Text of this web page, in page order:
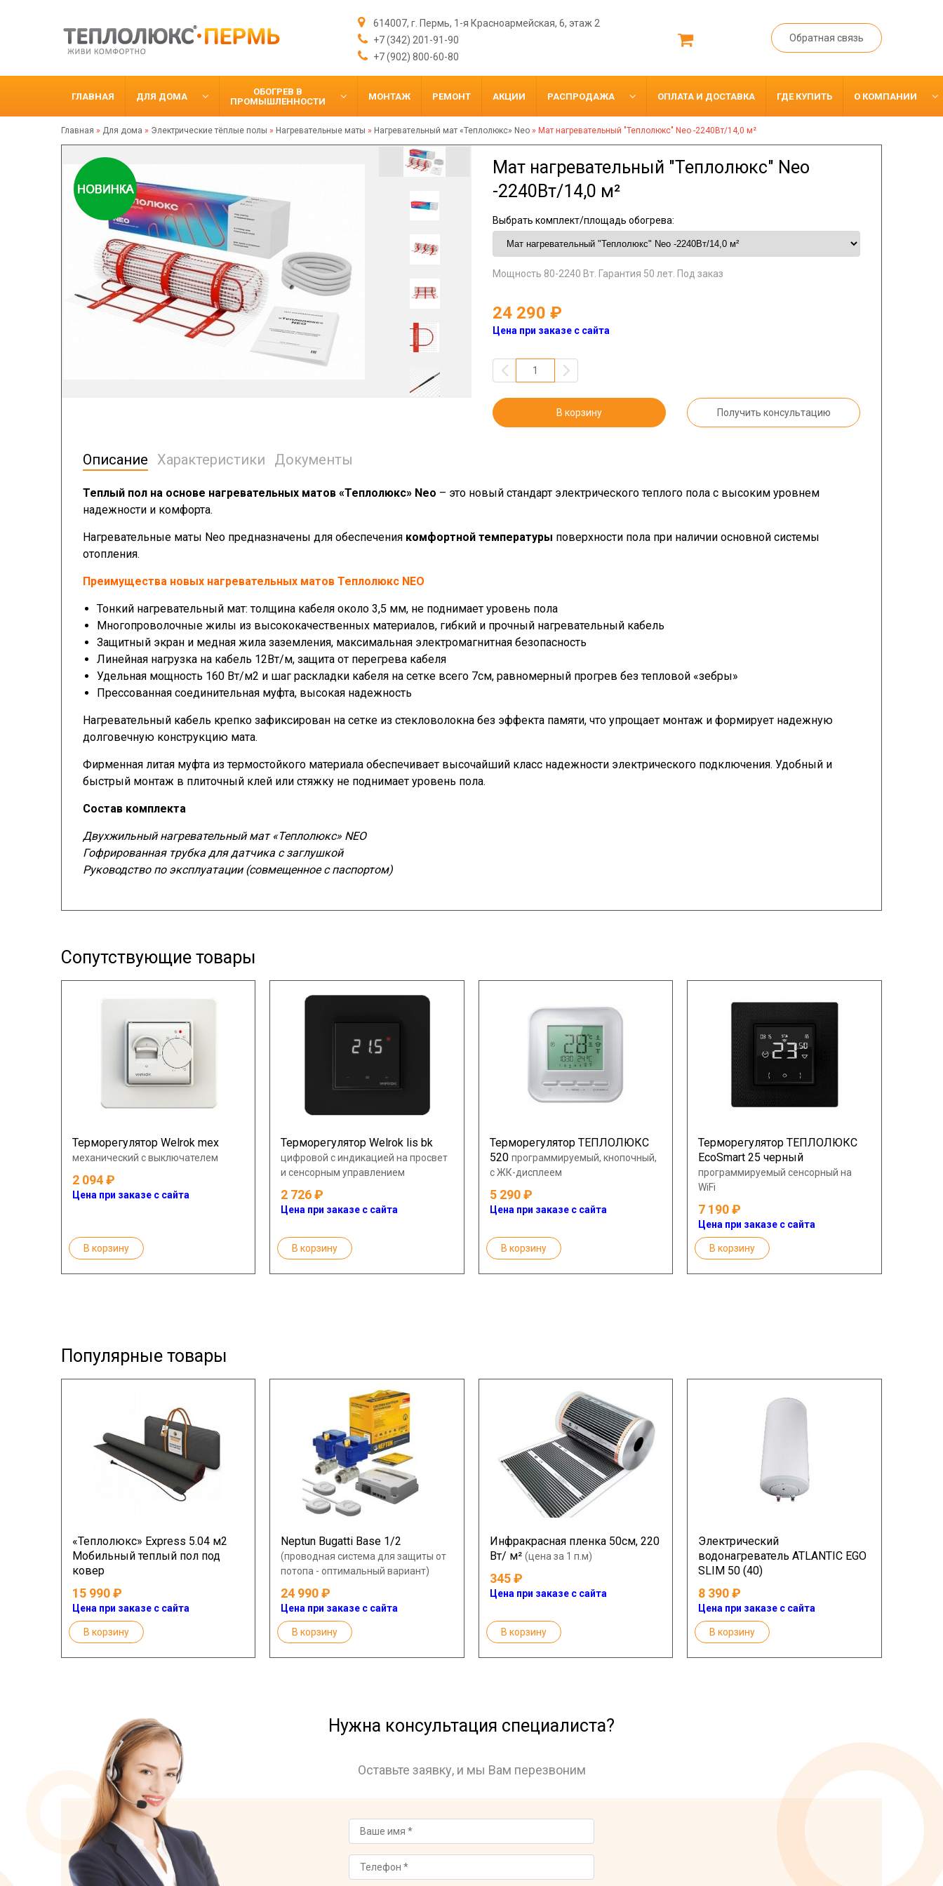
614007, г. Пермь, 1-я Красноармейская, 6, этаж 2
+7 (342) 201-91-90
+7 (902) 800-60-80
Обратная связь
ГЛАВНАЯ ДЛЯ ДОМА
ОБОГРЕВ В
ПРОМЫШЛЕННОСТИ
МОНТАЖ РЕМОНТ АКЦИИ РАСПРОДАЖА ОПЛАТА И ДОСТАВКА ГДЕ КУПИТЬ О КОМПАНИИ
Главная » Для дома » Электрические тёплые полы » Нагревательные маты » Нагревательный мат «Теплолюкс» Neo » Мат нагревательный "Теплолюкс" Neo -2240Вт/14,0 м²
Мат нагревательный "Теплолюкс" Neo
-2240Вт/14,0 м²
Выбрать комплект/площадь обогрева:
Мощность 80-2240 Вт. Гарантия 50 лет. Под заказ
24 290
Цена при заказе с сайта
В корзину Получить консультацию
Описание Характеристики Документы
Теплый пол на основе нагревательных матов «Теплолюкс» Neo – это новый стандарт электрического теплого пола с высоким уровнем
надежности и комфорта.
Нагревательные маты Neo предназначены для обеспечения комфортной температуры поверхности пола при наличии основной системы
отопления.
Преимущества новых нагревательных матов Теплолюкс NEO
Тонкий нагревательный мат: толщина кабеля около 3,5 мм, не поднимает уровень пола
Многопроволочные жилы из высококачественных материалов, гибкий и прочный нагревательный кабель
Защитный экран и медная жила заземления, максимальная электромагнитная безопасность
Линейная нагрузка на кабель 12Вт/м, защита от перегрева кабеля
Удельная мощность 160 Вт/м2 и шаг раскладки кабеля на сетке всего 7см, равномерный прогрев без тепловой «зебры»
Прессованная соединительная муфта, высокая надежность
Нагревательный кабель крепко зафиксирован на сетке из стекловолокна без эффекта памяти, что упрощает монтаж и формирует надежную
долговечную конструкцию мата.
Фирменная литая муфта из термостойкого материала обеспечивает высочайший класс надежности электрического подключения. Удобный и
быстрый монтаж в плиточный клей или стяжку не поднимает уровень пола.
Состав комплекта
Двухжильный нагревательный мат «Теплолюкс» NEO
Гофрированная трубка для датчика с заглушкой
Руководство по эксплуатации (совмещенное с паспортом)
Сопутствующие товары
Терморегулятор Welrok mex
механический с выключателем
2 094
Цена при заказе с сайта
В корзину
Терморегулятор Welrok lis bk
цифровой с индикацией на просвет
и сенсорным управлением
2 726
Цена при заказе с сайта
В корзину
Терморегулятор ТЕПЛОЛЮКС
520 программируемый, кнопочный,
с ЖК-дисплеем
5 290
Цена при заказе с сайта
В корзину
Терморегулятор ТЕПЛОЛЮКС
EcoSmart 25 черный
программируемый сенсорный на
WiFi
7 190
Цена при заказе с сайта
В корзину
Популярные товары
«Теплолюкс» Express 5.04 м2
Мобильный теплый пол под
ковер
15 990
Цена при заказе с сайта
В корзину
Neptun Bugatti Base 1/2
(проводная система для защиты от
потопа - оптимальный вариант)
24 990
Цена при заказе с сайта
В корзину
Инфракрасная пленка 50см, 220
Вт/ м² (цена за 1 п.м)
345
Цена при заказе с сайта
В корзину
Электрический
водонагреватель ATLANTIC EGO
SLIM 50 (40)
8 390
Цена при заказе с сайта
В корзину
Нужна консультация специалиста?
Оставьте заявку, и мы Вам перезвоним